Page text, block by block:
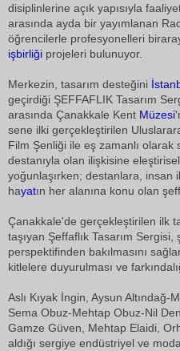
disiplinlerine açık yapısıyla
arasında ayda bir yayımlanan
öğrencilerle profesyonelleri
işbirliği projeleri bulunuyor.
Merkezin, tasarım desteğini
geçirdiği ŞEFFAFLIK Tasarım
arasında Çanakkale Kent Müzesi
sene ilki gerçekleştirilen
Film Şenliği ile eş zamanlı olarak
destanıyla olan ilişkisine
yoğunlaşırken; destanlara, insan
hayatın her alanına konu olan
Çanakkale'de gerçekleştirilen ilk
taşıyan Şeffaflık Tasarım
perspektifinden bakılmasını
kitlelere duyurulması ve
Aslı Kıyak İngin, Aysun
Sema Obuz-Mehtap Obuz-Nil
Gamze Güven, Mehtap Elaidi,
aldığı sergiye endüstriyel ve